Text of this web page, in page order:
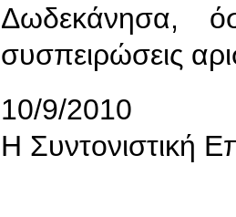
Δωδεκάνησα,
συσπειρώσεις
10/9/2010
Η Συντονιστική